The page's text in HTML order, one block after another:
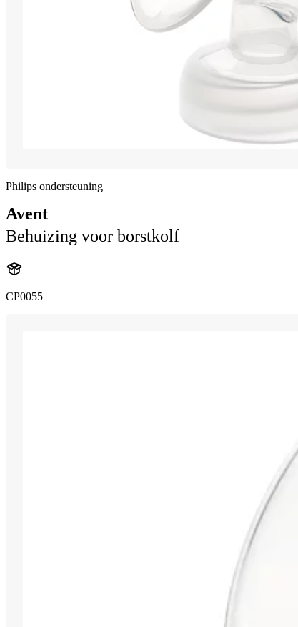
Philips ondersteuning
Avent
Behuizing voor borstkolf
CP0055